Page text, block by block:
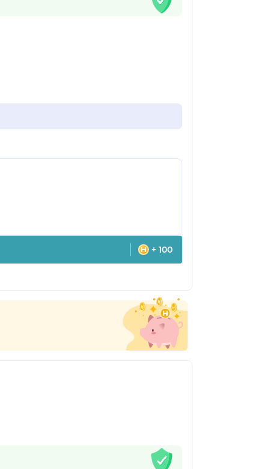
+ 100